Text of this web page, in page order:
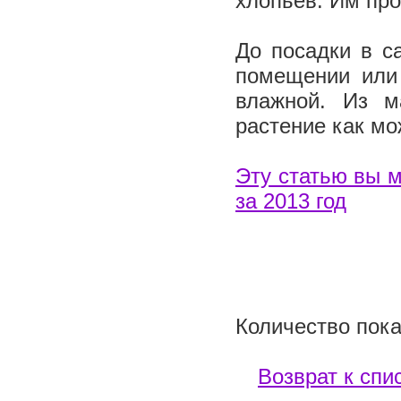
До посадки в
помещении
влажной. Из
растение как
Эту статью вы
за 2013 год
Количество
Возврат к